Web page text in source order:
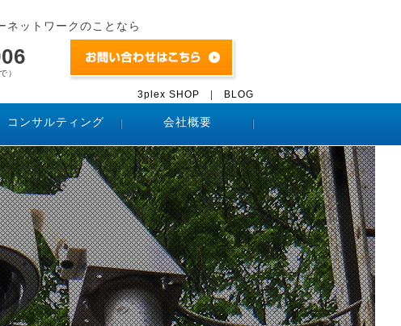
ネットワークのことなら
）
3plex SHOP BLOG
コンサルティング 会社概要